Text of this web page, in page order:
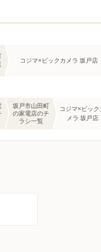
コジマ×ビックカメラ 坂戸店
坂戸市山田町
の家電店のチ
ラシ一覧
コジマ×ビック
メラ 坂戸店